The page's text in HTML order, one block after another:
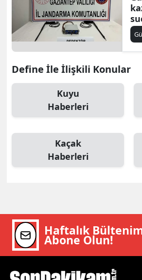
Define İle İlişkili Konular
Kuyu
Haberleri
Kaçak
Haberleri
Haftalık
Abone Olun!